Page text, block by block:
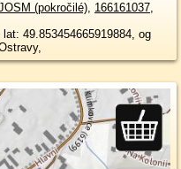
(pokročilé), 166161037,
49.853454665919884, og